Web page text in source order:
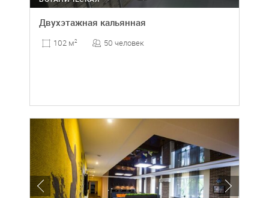
Двухэтажная кальянная
102 м2 50 человек